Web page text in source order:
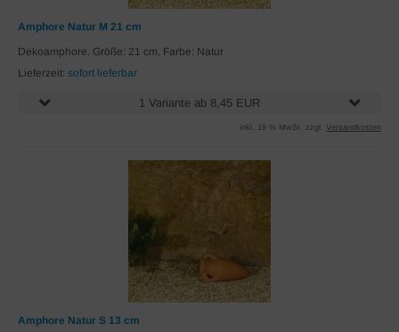
Amphore Natur M 21 cm
Dekoamphore. Größe: 21 cm, Farbe: Natur
Lieferzeit: sofort lieferbar
1 Variante ab 8,45 EUR
inkl. 19 % MwSt. zzgl. Versandkosten
Amphore Natur S 13 cm